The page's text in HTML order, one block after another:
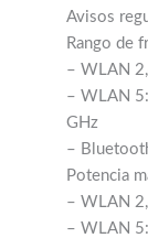
Avisos
Rango de
– WLAN
– WLAN
GHz
–
Potencia
– WLAN
– WLAN